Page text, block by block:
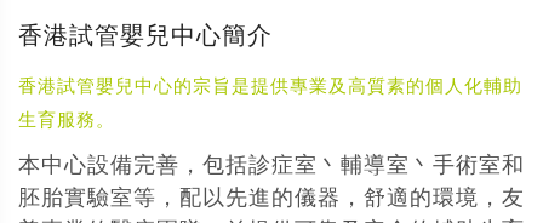
香港試管嬰兒中心簡介
香港試管嬰兒中心的宗旨是提供專業及高質素的個人化輔助
生育服務。
本中心設備完善，包括診症室丶輔導室丶手術室和
胚胎實驗室等，配以先進的儀器，舒適的環境，友